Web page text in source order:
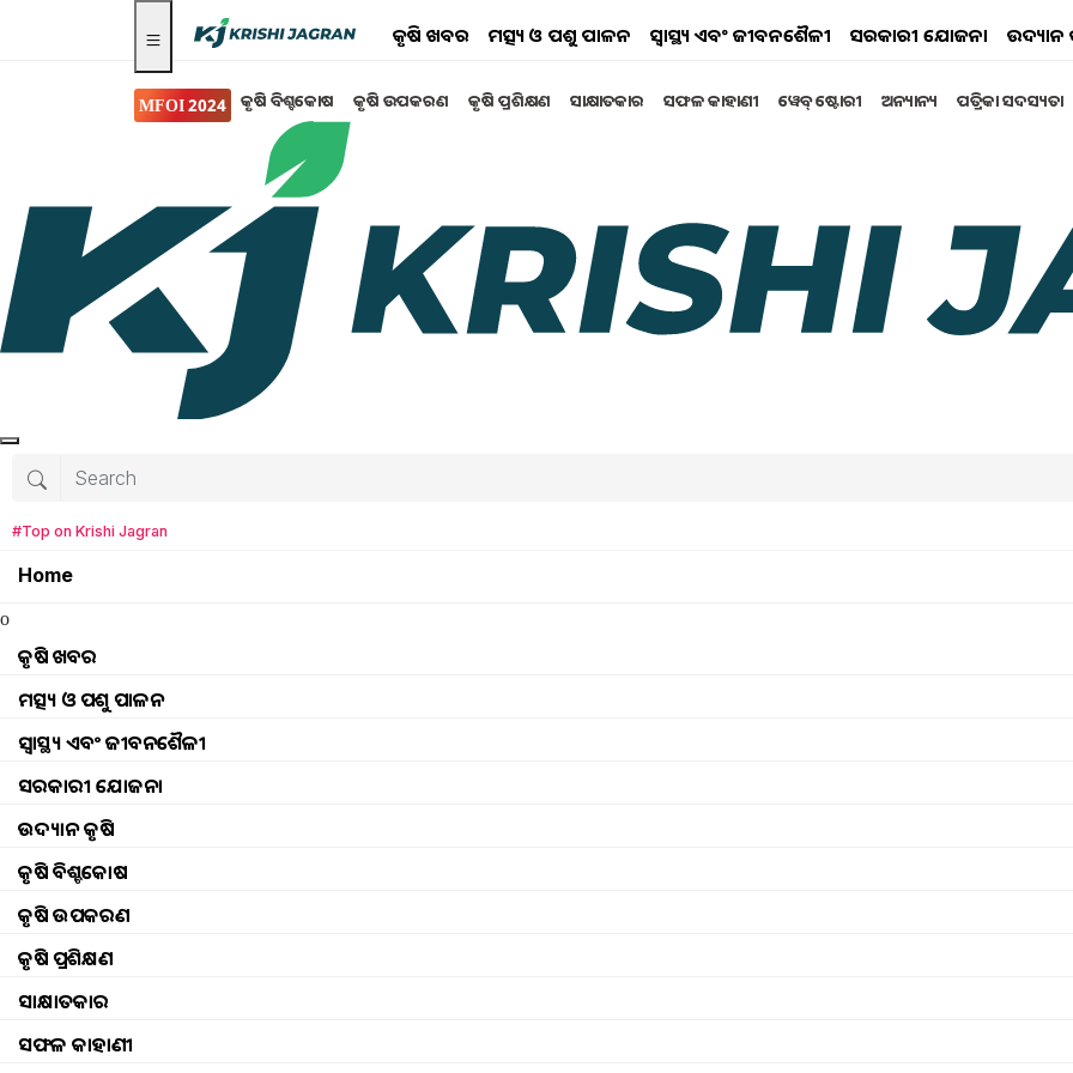
କୃଷି ଖବର ମତ୍ସ୍ୟ ଓ ପଶୁ ପାଳନ ସ୍ୱାସ୍ଥ୍ୟ ଏବଂ ଜୀବନଶୈଳୀ ସରକାରୀ ଯୋଜନା ଉଦ୍ୟାନ
MFOI 2024 କୃଷି ବିଶ୍ବକୋଷ କୃଷି ଉପକରଣ କୃଷି ପ୍ରଶିକ୍ଷଣ ସାକ୍ଷାତକାର ସଫଳ କାହାଣୀ ୱେବ୍ ଷ୍ଟୋରୀ ଅନ୍ୟାନ୍ୟ ପତ୍ରିକା ସଦସ୍ୟତା
#Top on Krishi Jagran
Home
o
କୃଷି ଖବର
ମତ୍ସ୍ୟ ଓ ପଶୁ ପାଳନ
ସ୍ୱାସ୍ଥ୍ୟ ଏବଂ ଜୀବନଶୈଳୀ
ସରକାରୀ ଯୋଜନା
ଉଦ୍ୟାନ କୃଷି
କୃଷି ବିଶ୍ବକୋଷ
କୃଷି ଉପକରଣ
କୃଷି ପ୍ରଶିକ୍ଷଣ
ସାକ୍ଷାତକାର
ସଫଳ କାହାଣୀ
ସରକାରୀ ସ୍କିମ
Pradhan Mantri Awas Yojana: ୩ କୋଟି ଘରକୁ
ମିଳିଲା ଅନୁମୋଦନ
୩ କୋଟି ଗ୍ରାମୀଣ ଓ ସହରାଞ୍ଚଳ ଗୃହ ନିର୍ମାଣ ପାଇଁ ସହାୟତା ପ୍ରଦାନ କରିବେ କେନ୍ଦ୍ର ସରକାର । କେନ୍ଦ୍ର କ୍ୟାବିନେଟ ଏ